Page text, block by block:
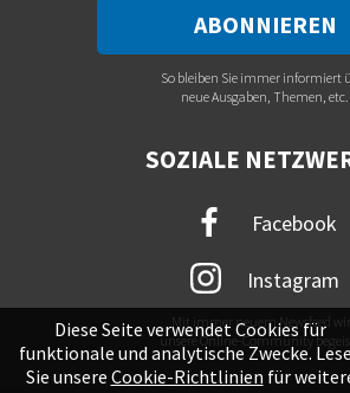
So bleiben Sie immer informiert
neue Ausgaben, Themen, etc.
SOZIALE
Facebook
Instagram
Mit immer neuem Newsfeed
unsere Online-Community
Diese Seite verwendet Cookies für
funktionale und analytische Zwecke.
Sie unsere Cookie-Richtlinien für